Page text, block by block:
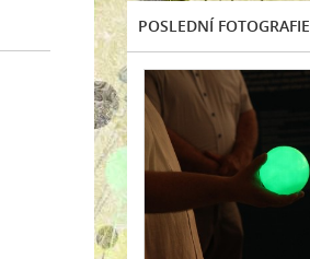
POSLEDNÍ FOTOGRAFIE